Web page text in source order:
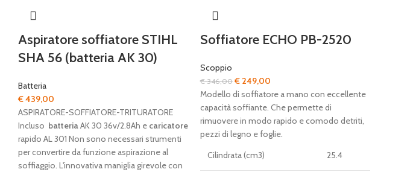
Aspiratore soffiatore STIHL
SHA 56 (batteria AK 30)
Batteria
€439,00
ASPIRATORE-SOFFIATORE-TRITURATORE
Incluso batteriaAK 30 36v/2.8Ah e caricatore
rapido AL 301 Non sono necessari strumenti
per convertire da funzione aspirazione al
soffiaggio. L'innovativa maniglia girevole con
Soffiatore ECHO PB-2520
Scoppio
€346,00Il
prezzo
originale
era:
€ 346,00.
€249,00Il
prezzo
attuale
è:
€ 249,00.
Modello di soffiatore a mano con eccellente
capacità soffiante. Che permette di
rimuovere in modo rapido e comodo detriti,
pezzi di legno e foglie.
Cilindrata (cm3)
25.4